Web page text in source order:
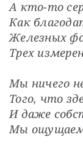
А кто-то
Как
Железных
Трех
Мы ничего
Того, что
И даже
Мы